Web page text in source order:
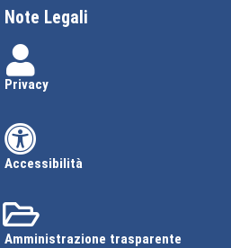
Note Legali
Privacy
Accessibilità
Amministrazione trasparente